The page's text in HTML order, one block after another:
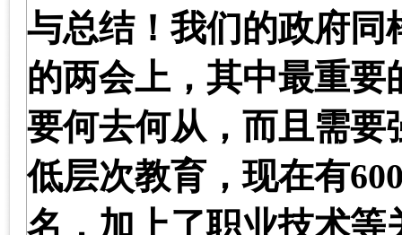
与总结！我们的政府
的两会上，其中最重
要何去何从，而且需要
低层次教育，现在有
名，加上了职业技术